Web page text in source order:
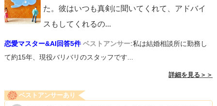
た。彼はいつも真剣に聞いてくれて、アドバイ
スもしてくれるの...
恋愛マスター&AI回答5件 ベストアンサー:私は結婚相談所に勤務し
て約15年、現役バリバリのスタッフです...
詳細を見る＞＞
ベストアンサーあり